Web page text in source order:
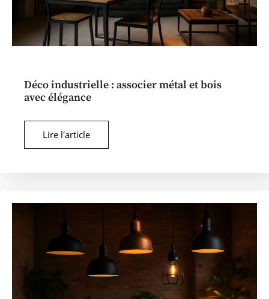
Déco industrielle : associer métal et bois
avec élégance
Lire l'article